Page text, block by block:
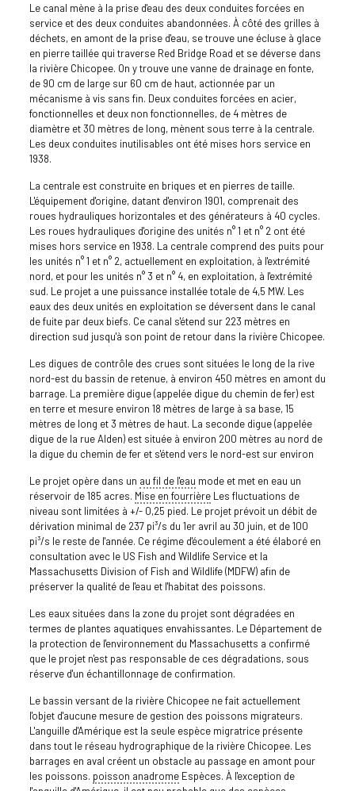
Le canal mène à la prise d'eau des deux conduites forcées en
service et des deux conduites abandonnées. À côté des grilles à
déchets, en amont de la prise d'eau, se trouve une écluse à glace
en pierre taillée qui traverse Red Bridge Road et se déverse dans
la rivière Chicopee. On y trouve une vanne de drainage en fonte,
de 90 cm de large sur 60 cm de haut, actionnée par un
mécanisme à vis sans fin. Deux conduites forcées en acier,
fonctionnelles et deux non fonctionnelles, de 4 mètres de
diamètre et 30 mètres de long, mènent sous terre à la centrale.
Les deux conduites inutilisables ont été mises hors service en
1938.
La centrale est construite en briques et en pierres de taille.
L'équipement d'origine, datant d'environ 1901, comprenait des
roues hydrauliques horizontales et des générateurs à 40 cycles.
Les roues hydrauliques d'origine des unités n° 1 et n° 2 ont été
mises hors service en 1938. La centrale comprend des puits pour
les unités n° 1 et n° 2, actuellement en exploitation, à l'extrémité
nord, et pour les unités n° 3 et n° 4, en exploitation, à l'extrémité
sud. Le projet a une puissance installée totale de 4,5 MW. Les
eaux des deux unités en exploitation se déversent dans le canal
de fuite par deux biefs. Ce canal s'étend sur 223 mètres en
direction sud jusqu'à son point de retour dans la rivière Chicopee.
Les digues de contrôle des crues sont situées le long de la rive
nord-est du bassin de retenue, à environ 450 mètres en amont du
barrage. La première digue (appelée digue du chemin de fer) est
en terre et mesure environ 18 mètres de large à sa base, 15
mètres de long et 3 mètres de haut. La seconde digue (appelée
digue de la rue Alden) est située à environ 200 mètres au nord de
la digue du chemin de fer et s'étend vers le nord-est sur environ
Le projet opère dans un au fil de l'eau mode et met en eau un
réservoir de 185 acres. Mise en fourrièreLes fluctuations de
niveau sont limitées à +/- 0,25 pied. Le projet prévoit un débit de
dérivation minimal de 237 pi³/s du 1er avril au 30 juin, et de 100
pi³/s le reste de l'année. Ce régime d'écoulement a été élaboré en
consultation avec le US Fish and Wildlife Service et la
Massachusetts Division of Fish and Wildlife (MDFW) afin de
préserver la qualité de l'eau et l'habitat des poissons.
Les eaux situées dans la zone du projet sont dégradées en
termes de plantes aquatiques envahissantes. Le Département de
la protection de l'environnement du Massachusetts a confirmé
que le projet n'est pas responsable de ces dégradations, sous
réserve d'un échantillonnage de confirmation.
Le bassin versant de la rivière Chicopee ne fait actuellement
l'objet d'aucune mesure de gestion des poissons migrateurs.
L'anguille d'Amérique est la seule espèce migratrice présente
dans tout le réseau hydrographique de la rivière Chicopee. Les
barrages en aval créent un obstacle au passage en amont pour
les poissons. poisson anadromeEspèces. À l'exception de